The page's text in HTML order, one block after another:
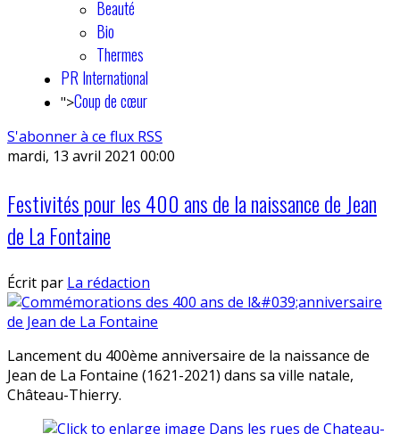
Beauté
Bio
Thermes
PR International
">Coup de cœur
S'abonner à ce flux RSS
mardi, 13 avril 2021 00:00
Festivités pour les 400 ans de la naissance de Jean
de La Fontaine
Écrit par La rédaction
Lancement du 400ème anniversaire de la naissance de
Jean de La Fontaine (1621-2021) dans sa ville natale,
Château-Thierry.